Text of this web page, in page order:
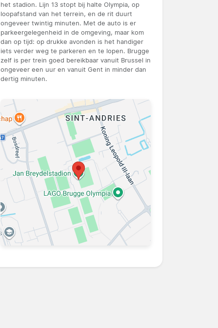
het stadion. Lijn 13 stopt bij halte Olympia, op
loopafstand van het terrein, en de rit duurt
ongeveer twintig minuten. Met de auto is er
parkeergelegenheid in de omgeving, maar kom
dan op tijd: op drukke avonden is het handiger
iets verder weg te parkeren en te lopen. Brugge
zelf is per trein goed bereikbaar vanuit Brussel in
ongeveer een uur en vanuit Gent in minder dan
dertig minuten.